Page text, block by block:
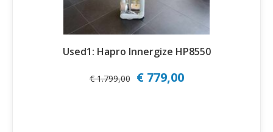
Used1: Hapro Innergize HP8550
€ 1.799,00 € 779,00